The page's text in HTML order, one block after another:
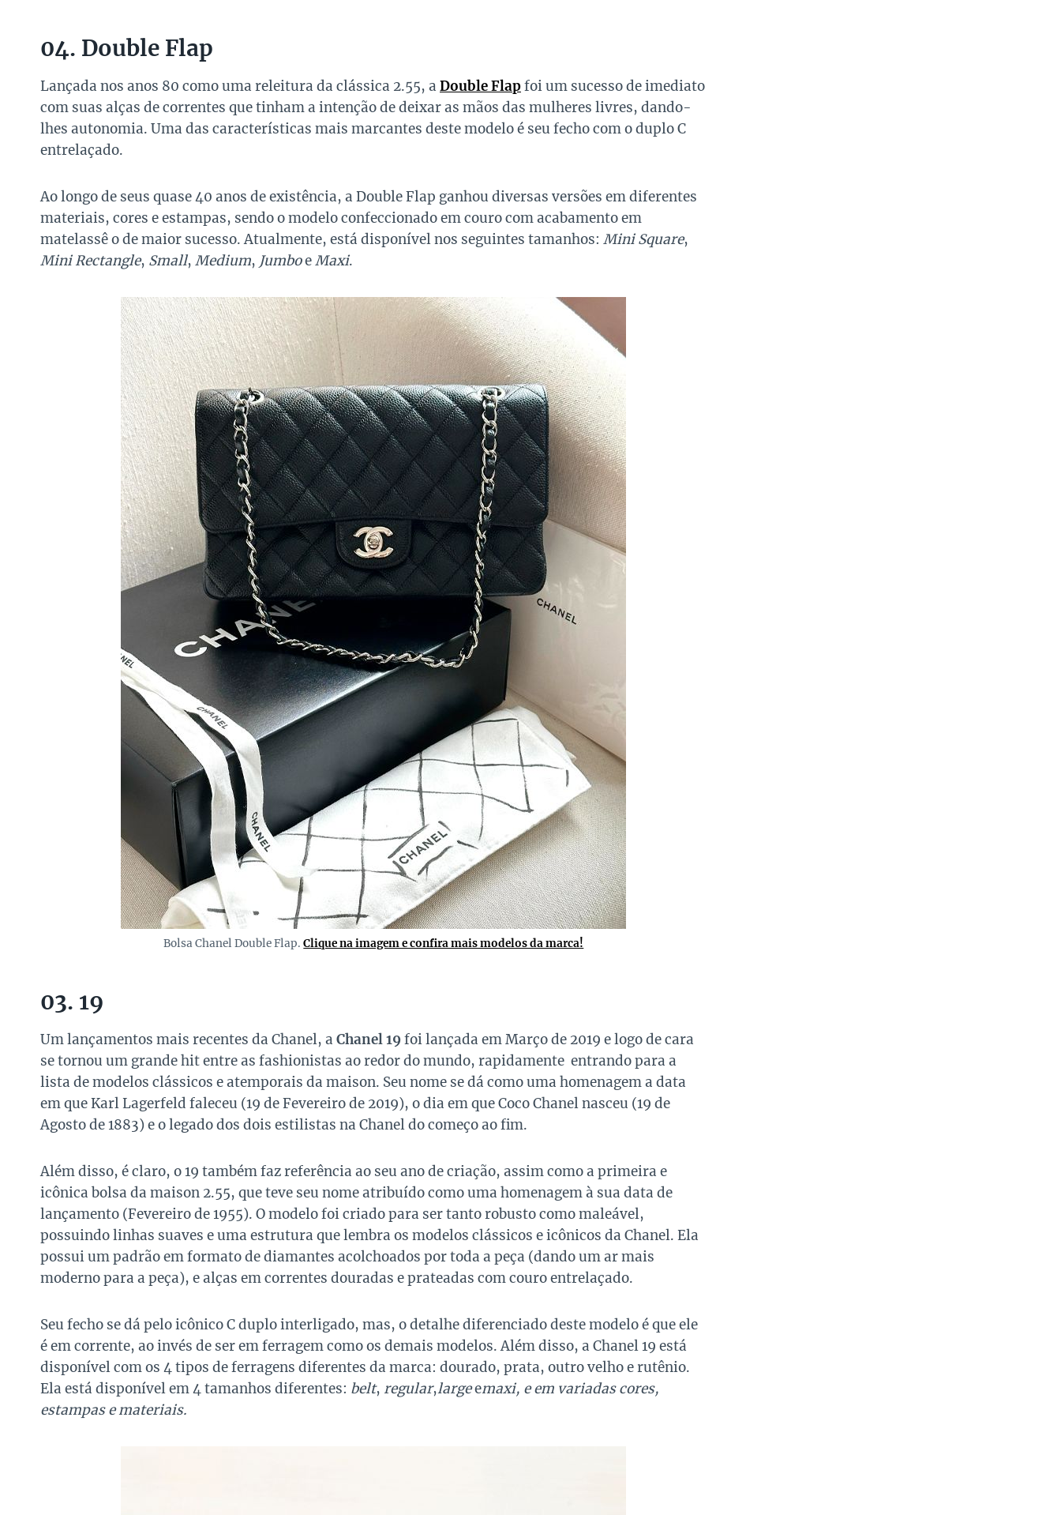
04. Double Flap
Lançada nos anos 80 como uma releitura da clássica 2.55, a Double Flapfoi um sucesso de imediato
com suas alças de correntes que tinham a intenção de deixar as mãos das mulheres livres, dando-
lhes autonomia. Uma das características mais marcantes deste modelo é seu fecho com o duplo C
entrelaçado.
Ao longo de seus quase 40 anos de existência, a Double Flap ganhou diversas versões em diferentes
materiais, cores e estampas, sendo o modelo confeccionado em couro com acabamento em
matelassê o de maior sucesso. Atualmente, está disponível nos seguintes tamanhos: Mini Square,
Mini Rectangle, Small, Medium, JumboeMaxi.
Bolsa Chanel Double Flap.Clique na imagem e confira mais modelos da marca!
03. 19
Um lançamentos mais recentes da Chanel, a Chanel 19foi lançada em Março de 2019 e logo de cara
se tornou um grande hit entre as fashionistas ao redor do mundo, rapidamente entrando para a
lista de modelos clássicos e atemporais da maison. Seu nome se dá como uma homenagem a data
em que Karl Lagerfeld faleceu (19 de Fevereiro de 2019), o dia em que Coco Chanel nasceu (19 de
Agosto de 1883) e o legado dos dois estilistas na Chanel do começo ao fim.
Além disso, é claro, o 19 também faz referência ao seu ano de criação, assim como a primeira e
icônica bolsa da maison 2.55, que teve seu nome atribuído como uma homenagem à sua data de
lançamento (Fevereiro de 1955). O modelo foi criado para ser tanto robusto como maleável,
possuindo linhas suaves e uma estrutura que lembra os modelos clássicos e icônicos da Chanel. Ela
possui um padrão em formato de diamantes acolchoados por toda a peça (dando um ar mais
moderno para a peça), e alças em correntes douradas e prateadas com couro entrelaçado.
Seu fecho se dá pelo icônico C duplo interligado, mas, o detalhe diferenciado deste modelo é que ele
é em corrente, ao invés de ser em ferragem como os demais modelos. Além disso, a Chanel 19 está
disponível com os 4 tipos de ferragens diferentes da marca: dourado, prata, outro velho e rutênio.
Ela está disponível em 4 tamanhos diferentes: belt, regular,largeemaxi, e em variadas cores,
estampas e materiais.